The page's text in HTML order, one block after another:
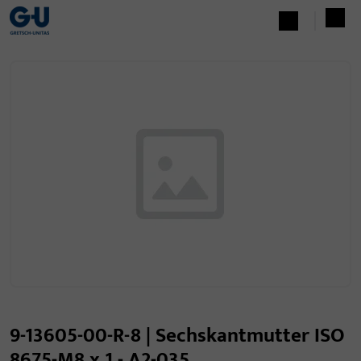
9-13605-00-R-8 | Sechskantmutter ISO